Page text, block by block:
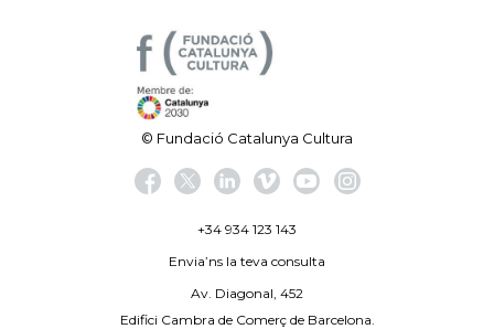
© Fundació Catalunya Cultura
+34 934 123 143
Envia’ns la teva consulta
Av. Diagonal, 452
Edifici Cambra de Comerç de Barcelona.